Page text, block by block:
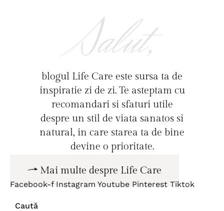
Salut,
blogul Life Care este sursa ta de
inspiratie zi de zi. Te asteptam cu
recomandari si sfaturi utile
despre un stil de viata sanatos si
natural, in care starea ta de bine
devine o prioritate.
Mai multe despre Life Care
Facebook-f Instagram Youtube Pinterest Tiktok
Caută